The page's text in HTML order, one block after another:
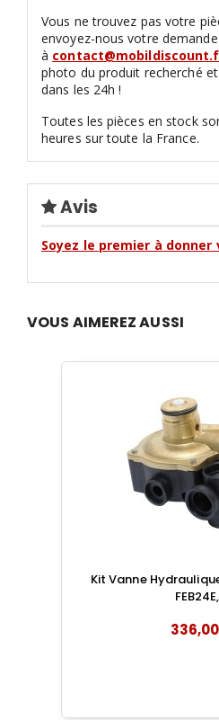
Vous ne trouvez pas votre
envoyez-nous votre
à
photo du produit recherché
dans les 24h !
Toutes les pièces en stock
heures sur toute la France.
Avis
Soyez le premier à donner
VOUS AIMEREZ AUSSI
Kit Vanne